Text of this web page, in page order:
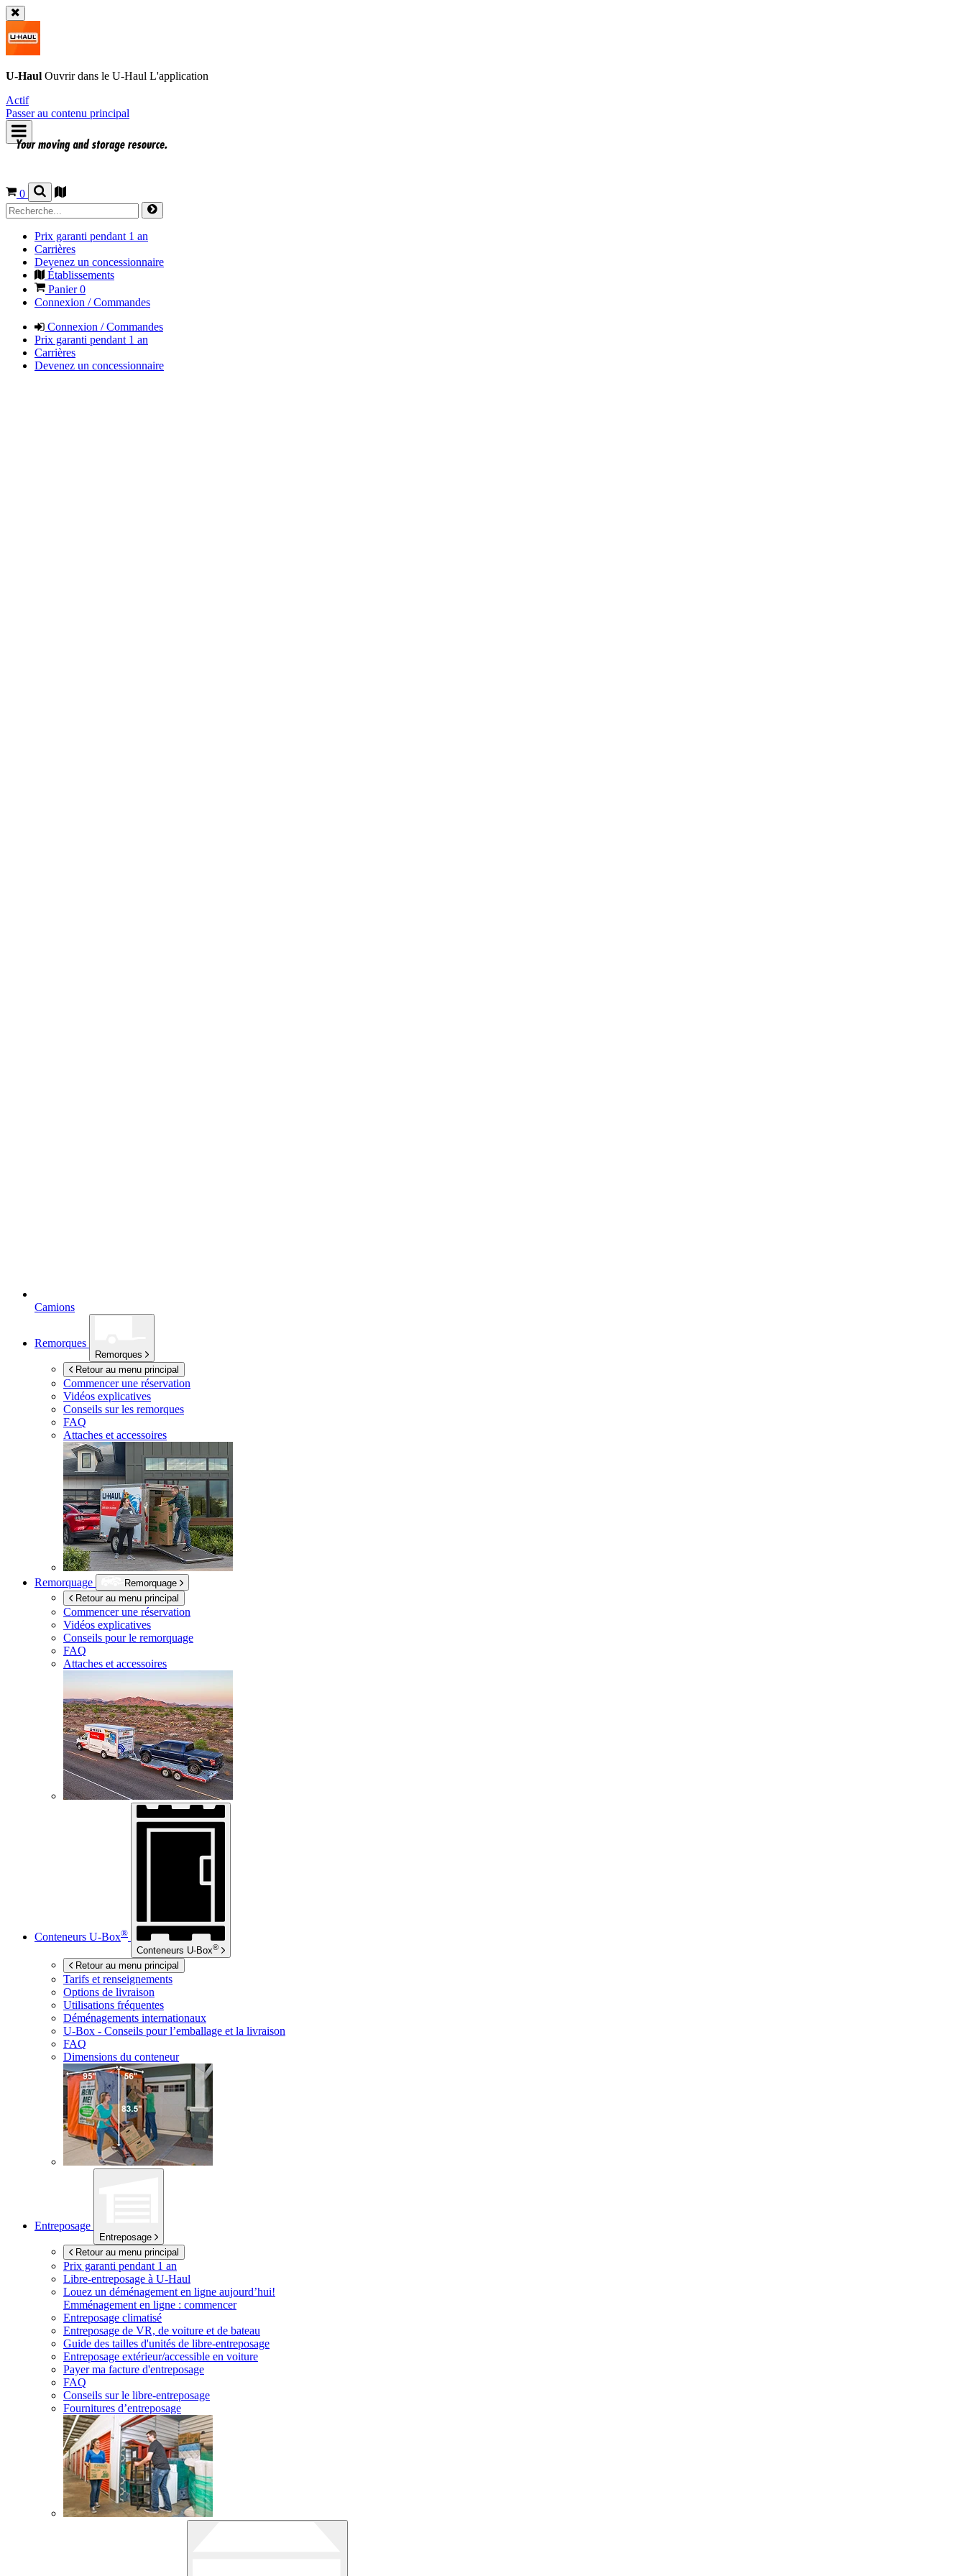
U-Haul Ouvrir dans le U-Haul L'application
Actif
Passer au contenu principal
0
Prix garanti pendant 1 an
Carrières
Devenez un concessionnaire
Établissements
Panier0
Connexion / Commandes
Connexion / Commandes
Prix garanti pendant 1 an
Carrières
Devenez un concessionnaire
Camions
Remorques
Remorques
Retour au menu principal
Commencer une réservation
Vidéos explicatives
Conseils sur les remorques
FAQ
Attaches et accessoires
Remorquage
Remorquage
Retour au menu principal
Commencer une réservation
Vidéos explicatives
Conseils pour le remorquage
FAQ
Attaches et accessoires
Conteneurs U-Box®
Conteneurs U-Box®
Retour au menu principal
Tarifs et renseignements
Options de livraison
Utilisations fréquentes
Déménagements internationaux
U-Box - Conseils pour l’emballage et la livraison
FAQ
Dimensions du conteneur
Entreposage
Entreposage
Retour au menu principal
Prix garanti pendant 1 an
Libre-entreposage à U-Haul
Louez un déménagement en ligne aujourd’hui!
Emménagement en ligne : commencer
Entreposage climatisé
Entreposage de VR, de voiture et de bateau
Guide des tailles d'unités de libre-entreposage
Entreposage extérieur/accessible en voiture
Payer ma facture d'entreposage
FAQ
Conseils sur le libre-entreposage
Fournitures d’entreposage